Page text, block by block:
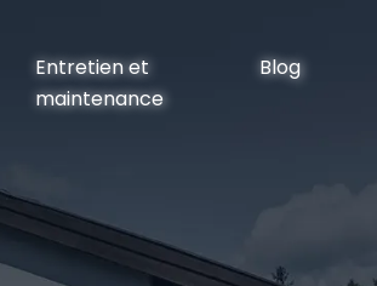
Entretien et
maintenance
Blog